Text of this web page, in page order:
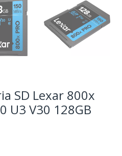
SD Lexar 800x
U3 V30 128GB